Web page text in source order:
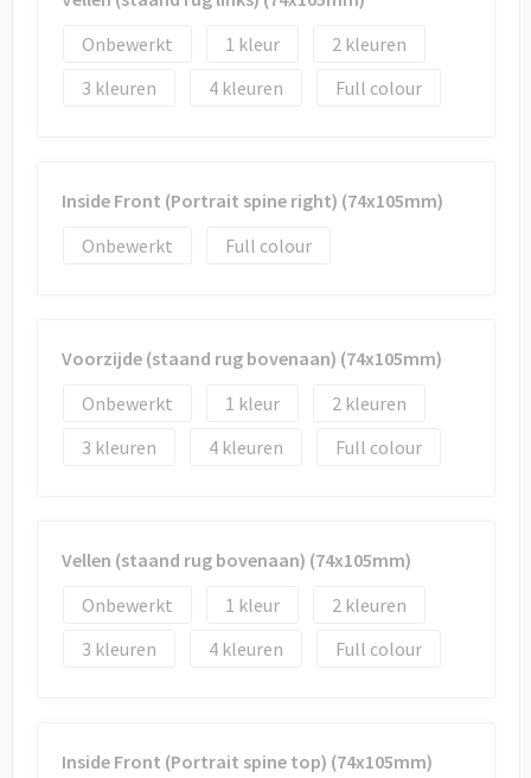
Onbewerkt
1
2
3
4 Full colour
Inside Front (Portrait spine right) (74x105mm)
Onbewerkt
Full colour
Voorzijde (staand rug bovenaan) (74x105mm)
Onbewerkt
1
2
3
4 Full colour
Vellen (staand rug bovenaan) (74x105mm)
Onbewerkt
1
2
3
4 Full colour
Inside Front (Portrait spine top) (74x105mm)